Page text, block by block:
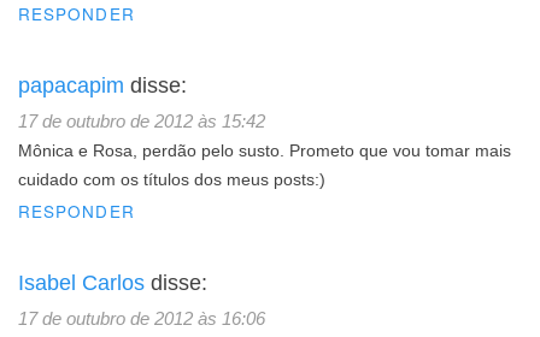
RESPONDER
papacapim disse:
17 de outubro de 2012 às 15:42
Mônica e Rosa, perdão pelo susto. Prometo que vou tomar mais
cuidado com os títulos dos meus posts:)
RESPONDER
Isabel Carlos disse:
17 de outubro de 2012 às 16:06